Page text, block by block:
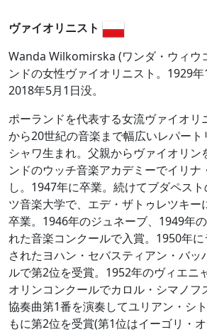
ヴァイオリニスト
Wanda Wilkomirska (ワンダ・ウィウ
ンドの女性ヴァイオリニスト。1929年
2018年5月1日没。
ポーランドを代表する女流ヴァイオリ
から20世紀の音楽まで幅広いレパー
シャワ生まれ。父親からヴァイオリン
ンドのウッチ音楽アカデミーでイリナ
し。1947年に卒業。続けてブダペス
ツ音楽大学で、エデ・ザトゥレツキー
卒業。1946年のジュネーブ、1949年
れた音楽コンクールで入賞。1950年
されたヨハン・セバスティアン・バッ
ルで第2位を受賞。1952年のヴィエニ
オリンコンクールでカロル・シマノフ
協奏曲第1番を演奏してユリアン・シ
もに第2位を受賞(第1位はイーゴリ・